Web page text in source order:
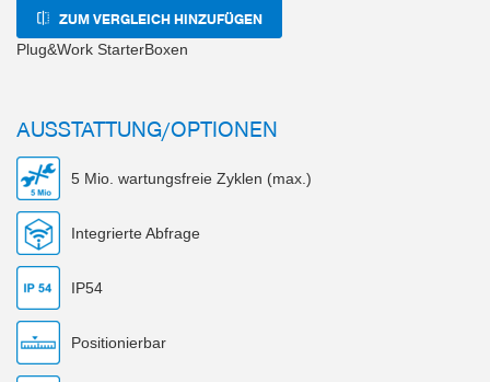
ZUM VERGLEICH HINZUFÜGEN
Plug&Work StarterBoxen
AUSSTATTUNG/OPTIONEN
5 Mio. wartungsfreie Zyklen (max.)
Integrierte Abfrage
IP54
Positionierbar